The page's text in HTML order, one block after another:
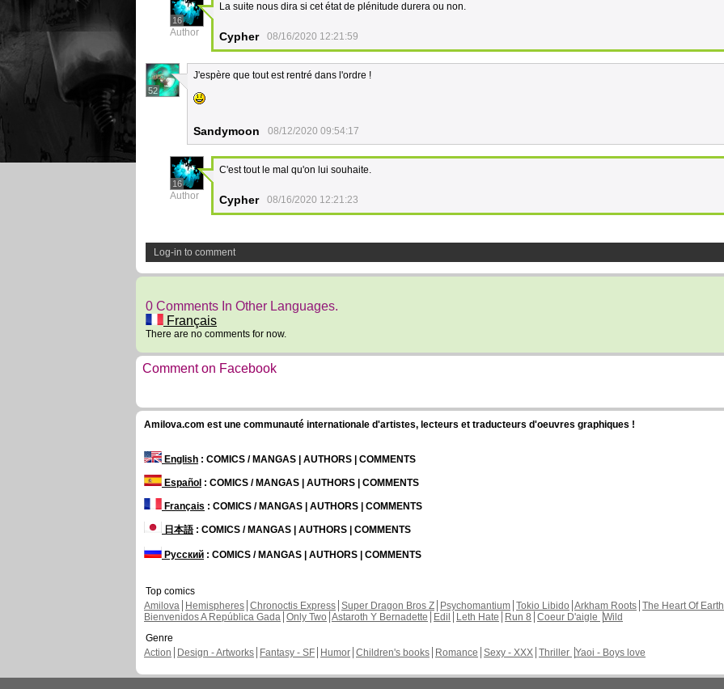
16
Author
La suite nous dira si cet état de plénitude durera ou non.
Cypher 08/16/2020 12:21:59
52
J'espère que tout est rentré dans l'ordre !
Sandymoon 08/12/2020 09:54:17
16
Author
C'est tout le mal qu'on lui souhaite.
Cypher 08/16/2020 12:21:23
Log-in to comment
0 Comments In Other Languages.
Français
There are no comments for now.
Comment on Facebook
Amilova.com est une communauté internationale d'artistes, lecteurs et traducteurs d'oeuvres graphiques !
English : COMICS / MANGAS | AUTHORS | COMMENTS
Español : COMICS / MANGAS | AUTHORS | COMMENTS
Français : COMICS / MANGAS | AUTHORS | COMMENTS
日本語: COMICS / MANGAS | AUTHORS | COMMENTS
Русский : COMICS / MANGAS | AUTHORS | COMMENTS
Top comics
Amilova
Hemispheres Chronoctis Express Super Dragon Bros Z Psychomantium Tokio Libido Arkham Roots The Heart Of Earth
Bienvenidos A República Gada Only Two Astaroth Y Bernadette Edil Leth Hate Run 8 Coeur D'aigle Wild
Genre
Action
Design - Artworks Fantasy - SF Humor Children's books Romance Sexy - XXX Thriller Yaoi - Boys love